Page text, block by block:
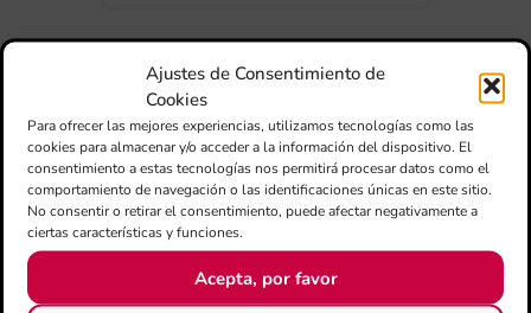
Ajustes de Consentimiento de
Cookies
Para ofrecer las mejores experiencias, utilizamos tecnologías como las
cookies para almacenar y/o acceder a la información del dispositivo. El
consentimiento a estas tecnologías nos permitirá procesar datos como el
comportamiento de navegación o las identificaciones únicas en este sitio.
No consentir o retirar el consentimiento, puede afectar negativamente a
ciertas características y funciones.
Acepta, por favor
+ Añadir a Google Calendar
+ exportación iCal / Outlook